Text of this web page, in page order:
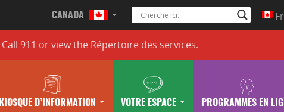
CANADA
Call 911 orview the Répertoire des services.
KIOSQUE D’INFORMATION VOTRE ESPACE PROGRAMMES EN